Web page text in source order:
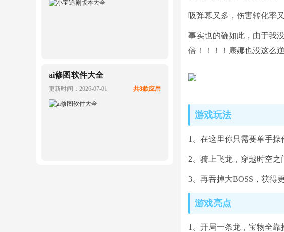
ai修图软件大全
更新时间：2026-07-01 共8款应用
吸弹幕又多，伤害转化率
事实也的确如此，由于我
倍！！！！康娜也没这么
游戏玩法
1、在这里你只需要单手
2、骑上飞龙，穿越时空之
3、再吞掉大BOSS，获得
游戏亮点
1、开局一条龙，宝物全